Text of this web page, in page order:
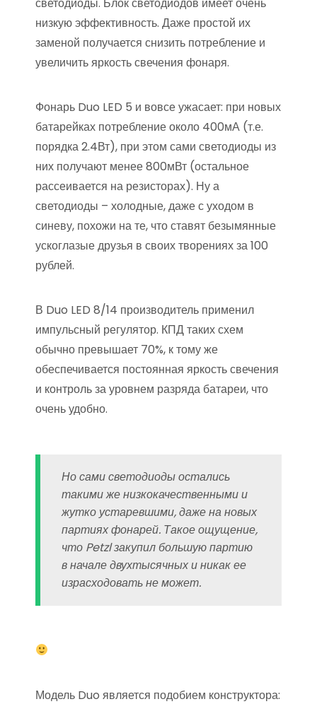
светодиоды. Блок светодиодов имеет очень
низкую эффективность. Даже простой их
заменой получается снизить потребление и
увеличить яркость свечения фонаря.
Фонарь Duo LED 5 и вовсе ужасает: при новых
батарейках потребление около 400мА (т.е.
порядка 2.4Вт), при этом сами светодиоды из
них получают менее 800мВт (остальное
рассеивается на резисторах). Ну а
светодиоды – холодные, даже с уходом в
синеву, похожи на те, что ставят безымянные
ускоглазые друзья в своих творениях за 100
рублей.
В Duo LED 8/14 производитель применил
импульсный регулятор. КПД таких схем
обычно превышает 70%, к тому же
обеспечивается постоянная яркость свечения
и контроль за уровнем разряда батареи, что
очень удобно.
Но сами светодиоды остались
такими же низкокачественными и
жутко устаревшими, даже на новых
партиях фонарей. Такое ощущение,
что Petzl закупил большую партию
в начале двухтысячных и никак ее
израсходовать не может.
Модель Duo является подобием конструктора: